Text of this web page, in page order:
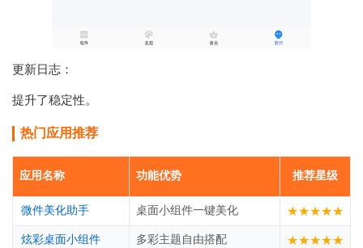
更新日志：
提升了稳定性。
热门应用推荐
应用名称 功能优势 推荐星级
微件美化助手 桌面小组件一键美化 ★★★★★
炫彩桌面小组件 多彩主题自由搭配 ★★★★★